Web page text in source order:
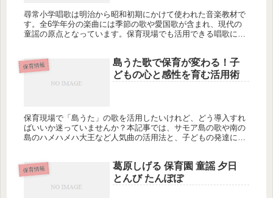
尋常小学唱歌は明治から昭和初期にかけて使われた音楽教材で
す。全6学年分の楽曲には季節の歌や愛国歌が含まれ、現代の
童謡の原点となっています。保育現場でも活用できる唱歌には
保育情報
島うた歌で保育が変わる！子
どもの心と感性を育む活用術
保育現場で「島うた」の歌を活用したいけれど、どう導入すれ
ばいいか迷っていませんか？本記事では、サモア島の歌や南の
島のハメハメハ大王など人気曲の活用法と、子どもの発達に与
保育情報
葛原しげる 保育園 童謡 夕日
とんび たんぽぽ